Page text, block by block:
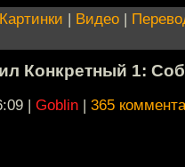
Картинки | Видео |
Конкретный 1:
| Goblin | 365